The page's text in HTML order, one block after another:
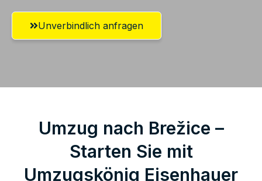
Unverbindlich anfragen
Umzug nach Brežice –
Starten Sie mit
Umzugskönig Eisenhauer